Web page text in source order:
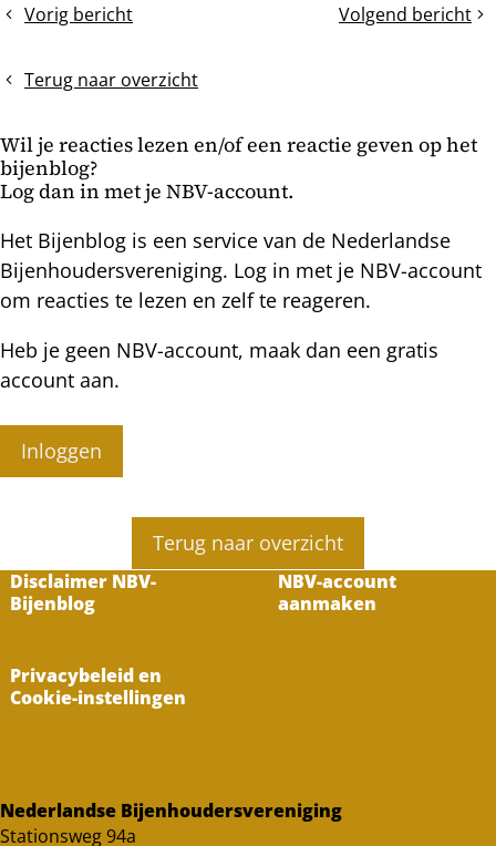
bericht
Vorig bericht
van
naar
Volgend bericht
De
Terug naar overzicht
Wil je reacties lezen en/of een reactie geven op het
bijenblog?
Log dan in met je NBV-account.
Het Bijenblog is een service van de Nederlandse
Bijenhoudersvereniging. Log in met je NBV-account
om reacties te lezen en zelf te reageren.
Heb je geen NBV-account, maak dan een gratis
account aan.
Inloggen
Terug naar overzicht
Disclaimer NBV-
Bijenblog
NBV-account
aanmaken
Privacybeleid en
Cookie-instellingen
Nederlandse Bijenhoudersvereniging
Stationsweg 94a